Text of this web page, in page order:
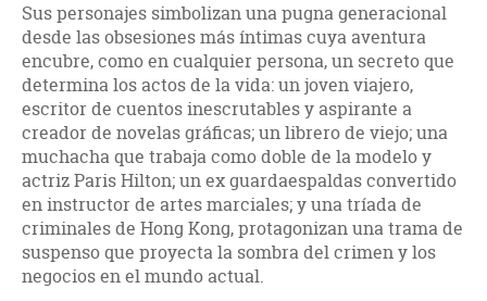
Sus personajes simbolizan una pugna generacional
desde las obsesiones más íntimas cuya aventura
encubre, como en cualquier persona, un secreto que
determina los actos de la vida: un joven viajero,
escritor de cuentos inescrutables y aspirante a
creador de novelas gráficas; un librero de viejo; una
muchacha que trabaja como doble de la modelo y
actriz Paris Hilton; un ex guardaespaldas convertido
en instructor de artes marciales; y una tríada de
criminales de Hong Kong, protagonizan una trama de
suspenso que proyecta la sombra del crimen y los
negocios en el mundo actual.